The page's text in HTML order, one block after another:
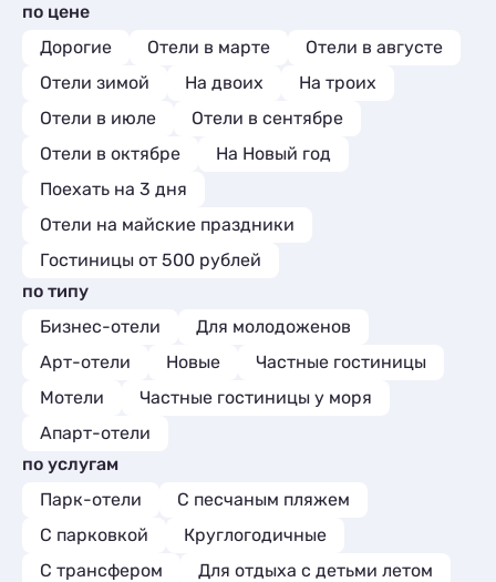
по цене
Дорогие
Отели в марте
Отели в августе
Отели зимой
На двоих
На троих
Отели в июле
Отели в сентябре
Отели в октябре
На Новый год
Поехать на 3 дня
Отели на майские праздники
Гостиницы от 500 рублей
по типу
Бизнес-отели
Для молодоженов
Арт-отели
Новые
Частные гостиницы
Мотели
Частные гостиницы у моря
Апарт-отели
по услугам
Парк-отели
С песчаным пляжем
С парковкой
Круглогодичные
С трансфером
Для отдыха с детьми летом